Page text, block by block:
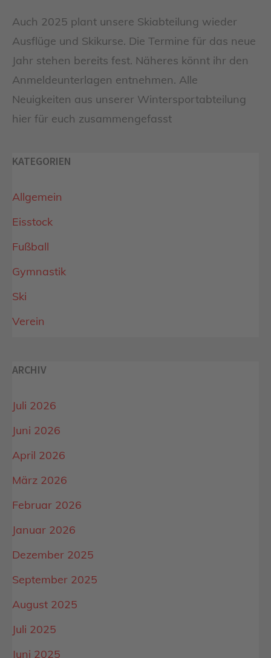
Auch 2025 plant unsere Skiabteilung wieder
Ausflüge und Skikurse. Die Termine für das neue
Jahr stehen bereits fest. Näheres könnt ihr den
Anmeldeunterlagen entnehmen. Alle
Neuigkeiten aus unserer Wintersportabteilung
hier für euch zusammengefasst
KATEGORIEN
Allgemein
Eisstock
Fußball
Gymnastik
Ski
Verein
ARCHIV
Juli 2026
Juni 2026
April 2026
März 2026
Februar 2026
Januar 2026
Dezember 2025
September 2025
August 2025
Juli 2025
Juni 2025